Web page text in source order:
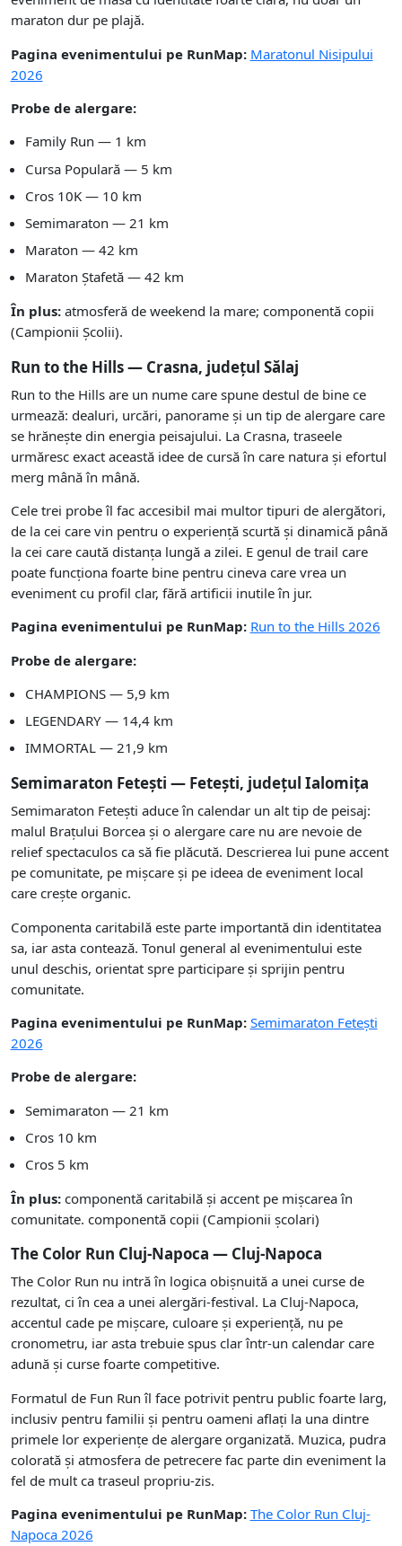
maraton dur pe plajă.
Pagina evenimentului pe RunMap: Maratonul Nisipului
2026
Probe de alergare:
Family Run — 1 km
Cursa Populară — 5 km
Cros 10K — 10 km
Semimaraton — 21 km
Maraton — 42 km
Maraton Ștafetă — 42 km
În plus:atmosferă de weekend la mare; componentă copii
(Campionii Școlii).
Run to the Hills — Crasna, județul Sălaj
Run to the Hills are un nume care spune destul de bine ce
urmează: dealuri, urcări, panorame și un tip de alergare care
se hrănește din energia peisajului. La Crasna, traseele
urmăresc exact această idee de cursă în care natura și efortul
merg mână în mână.
Cele trei probe îl fac accesibil mai multor tipuri de alergători,
de la cei care vin pentru o experiență scurtă și dinamică până
la cei care caută distanța lungă a zilei. E genul de trail care
poate funcționa foarte bine pentru cineva care vrea un
eveniment cu profil clar, fără artificii inutile în jur.
Pagina evenimentului pe RunMap: Run to the Hills 2026
Probe de alergare:
CHAMPIONS — 5,9 km
LEGENDARY — 14,4 km
IMMORTAL — 21,9 km
Semimaraton Fetești — Fetești, județul Ialomița
Semimaraton Fetești aduce în calendar un alt tip de peisaj:
malul Brațului Borcea și o alergare care nu are nevoie de
relief spectaculos ca să fie plăcută. Descrierea lui pune accent
pe comunitate, pe mișcare și pe ideea de eveniment local
care crește organic.
Componenta caritabilă este parte importantă din identitatea
sa, iar asta contează. Tonul general al evenimentului este
unul deschis, orientat spre participare și sprijin pentru
comunitate.
Pagina evenimentului pe RunMap: Semimaraton Fetești
2026
Probe de alergare:
Semimaraton — 21 km
Cros 10 km
Cros 5 km
În plus:componentă caritabilă și accent pe mișcarea în
comunitate. componentă copii (Campionii școlari)
The Color Run Cluj-Napoca — Cluj-Napoca
The Color Run nu intră în logica obișnuită a unei curse de
rezultat, ci în cea a unei alergări-festival. La Cluj-Napoca,
accentul cade pe mișcare, culoare și experiență, nu pe
cronometru, iar asta trebuie spus clar într-un calendar care
adună și curse foarte competitive.
Formatul de Fun Run îl face potrivit pentru public foarte larg,
inclusiv pentru familii și pentru oameni aflați la una dintre
primele lor experiențe de alergare organizată. Muzica, pudra
colorată și atmosfera de petrecere fac parte din eveniment la
fel de mult ca traseul propriu-zis.
Pagina evenimentului pe RunMap: The Color Run Cluj-
Napoca 2026